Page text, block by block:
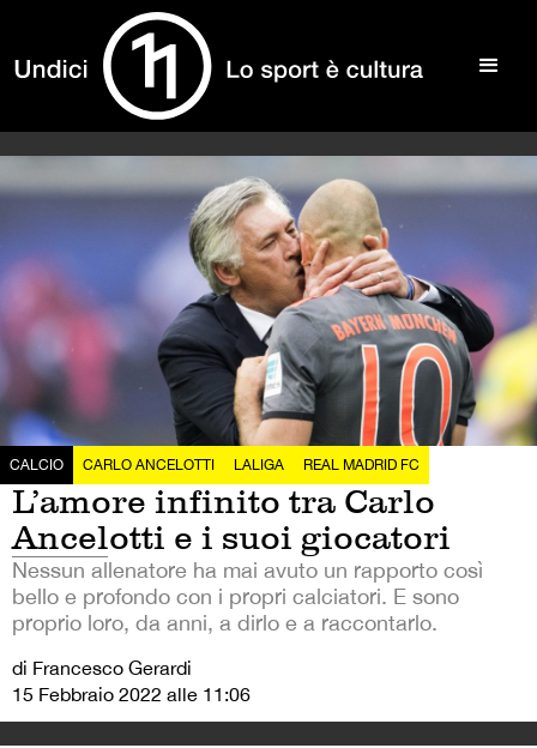
CALCIO CARLO ANCELOTTI LALIGA REAL MADRID FC
L’amore infinito tra Carlo
Ancelotti e i suoi giocatori
Nessun allenatore ha mai avuto un rapporto così
bello e profondo con i propri calciatori. E sono
proprio loro, da anni, a dirlo e a raccontarlo.
di Francesco Gerardi
15 Febbraio 2022 alle 11:06